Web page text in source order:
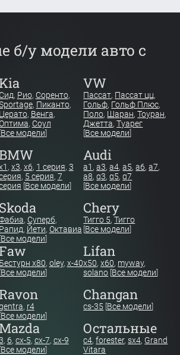
б/у модели авто с
Сид, Рио, Соренто,
, Пиканто,
Церато, Венга,
, Соул
[Все модели]
VW
Пассат, Пассат цц,
Гольф, Гольф Плюс,
Поло, Шаран,Тоуран,
Джетта,Туарег
[Все модели]
BMW
, x3, x6, 1 серия, 3
, 5 серия, 7
[Все модели]
Audi
a1 ,a3,a4,a5,a6,a7,
a8,q3,q5,q7
[Все модели]
Skoda
, Суперб,
Рапид, Йети, Октавиа
[Все модели]
Chery
Тигго 5,Тигго
[Все модели]
Faw
Бестурн х80, oley, x-40
[Все модели]
Lifan
x50,x60, myway,
solano [Все модели]
, r4
[Все модели]
Changan
cs-35 [Все модели]
Mazda
, 6, cx-5, cx-7, cx-9
[Все модели]
Остальные
c4,forester,sx4, Grand
Vitara